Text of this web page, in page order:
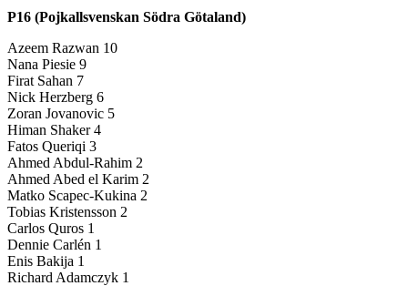
P16 (Pojkallsvenskan Södra Götaland)
Azeem Razwan 10
Nana Piesie 9
Firat Sahan 7
Nick Herzberg 6
Zoran Jovanovic 5
Himan Shaker 4
Fatos Queriqi 3
Ahmed Abdul-Rahim 2
Ahmed Abed el Karim 2
Matko Scapec-Kukina 2
Tobias Kristensson 2
Carlos Quros 1
Dennie Carlén 1
Enis Bakija 1
Richard Adamczyk 1